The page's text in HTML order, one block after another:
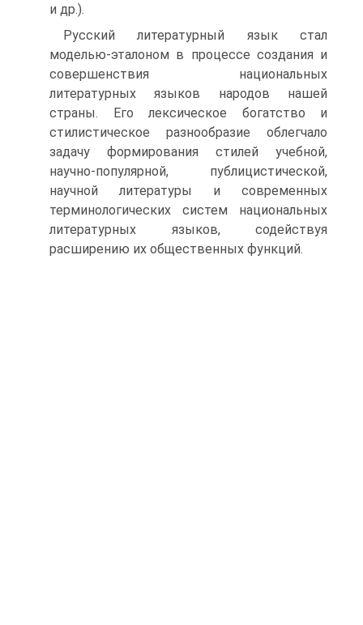
и др.).
Русский литературный язык стал
моделью-эталоном в процессе создания и
совершенствия национальных
литературных языков народов нашей
страны. Его лексическое богатство и
стилистическое разнообразие облегчало
задачу формирования стилей учебной,
научно-популярной, публицистической,
научной литературы и современных
терминологических систем национальных
литературных языков, содействуя
расширению их общественных функций.